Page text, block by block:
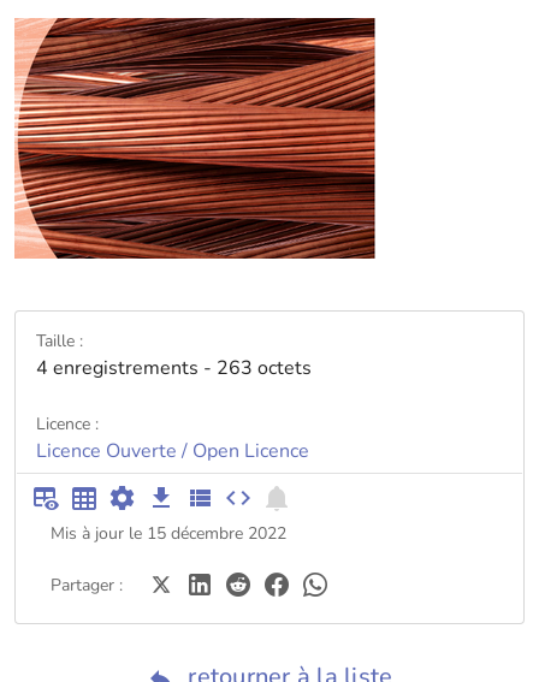
Taille :
4 enregistrements - 263 octets
Licence :
Licence Ouverte / Open Licence
Mis à jour le 15 décembre 2022
Partager :